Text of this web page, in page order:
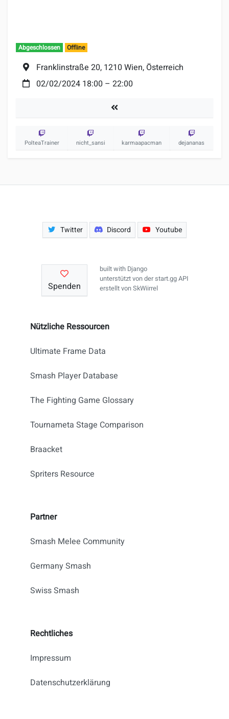
Abgeschlossen Offline
Ort:
Franklinstraße 20, 1210 Wien, Österreich
Datum:
02/02/2024 18:00 – 22:00
Turniere
PolteaTrainer nicht_sansi karmaapacman dejananas
Twitter Discord Youtube
Nützliche Ressourcen
Ultimate Frame Data
Smash Player Database
The Fighting Game Glossary
Tournameta Stage Comparison
Braacket
Spriters Resource
Partner
Smash Melee Community
Germany Smash
Swiss Smash
Rechtliches
Impressum
Datenschutzerklärung
Spenden
built with Django
unterstützt von derstart.gg API
erstellt vonSkWiirrel